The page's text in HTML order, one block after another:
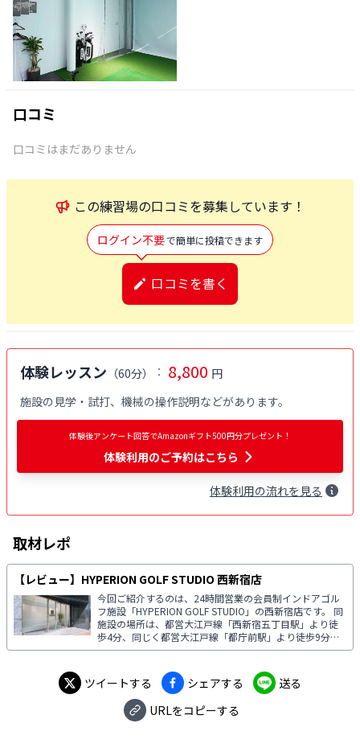
口コミ
口コミはまだありません
この練習場の口コミを募集しています！
ログイン不要で簡単に投稿できます
口コミを書く
体験レッスン （60分） ： 8,800 円
施設の見学・試打、機械の操作説明などがあります。
体験後アンケート回答でAmazonギフト500円分プレゼント！
体験利用のご予約はこちら
体験利用の流れを見る
取材レポ
【レビュー】HYPERION GOLF STUDIO 西新宿店
今回ご紹介するのは、24時間営業の会員制インドアゴル
フ施設「HYPERION GOLF STUDIO」の西新宿店です。 同
施設の場所は、都営大江戸線「西新宿五丁目駅」より徒
歩4分、同じく都営大江戸線「都庁前駅」より徒歩9分の
場所にあります。 HYPERION GOLF STUDIOは東京都内に
した。
ツイートする シェアする
送る
URLをコピーする